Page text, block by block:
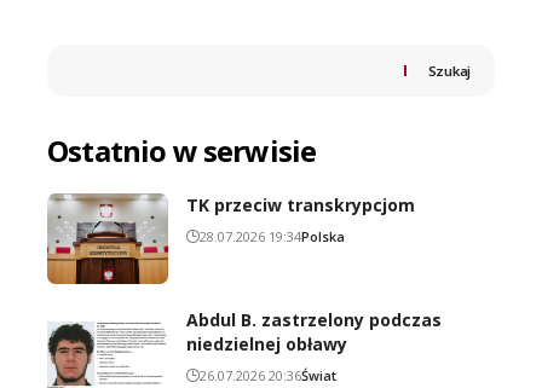
Szukaj
Ostatnio w serwisie
TK przeciw transkrypcjom
28.07.2026 19:34Polska
Abdul B. zastrzelony podczas
niedzielnej obławy
26.07.2026 20:36Świat